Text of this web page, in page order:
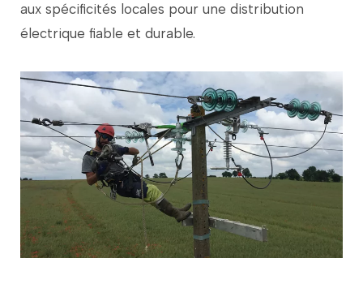
aux spécificités locales pour une distribution
électrique fiable et durable.